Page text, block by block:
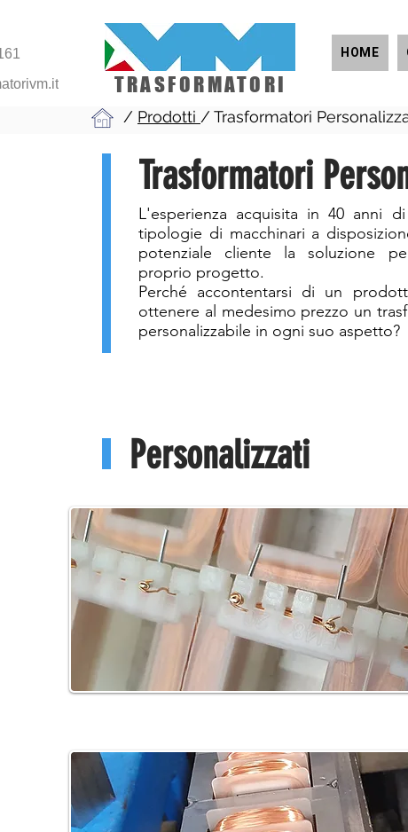
HOME
TRASFORMATORI
/ Prodotti / Trasformatori
Trasformatori
L'esperienza acquisita in 40 anni
tipologie di macchinari a
potenziale cliente la soluzione
proprio progetto.
Perché accontentarsi di un
ottenere al medesimo prezzo un
personalizzabile in ogni suo aspetto?
Personalizzati